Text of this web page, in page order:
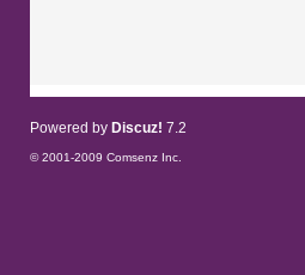
Powered by Discuz! 7.2
© 2001-2009 Comsenz Inc.